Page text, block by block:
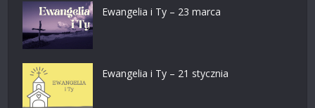
Ewangelia i Ty – 23 marca
Ewangelia i Ty – 21 stycznia